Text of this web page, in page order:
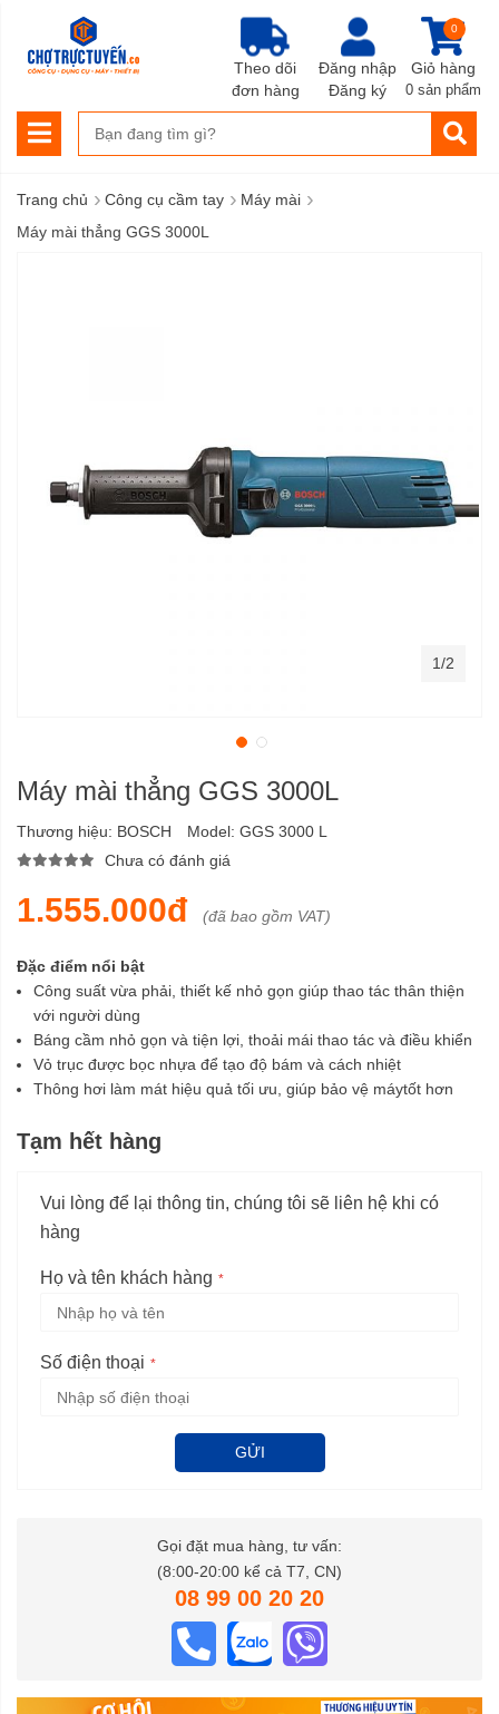
Đăng nhập
Đăng ký
Giỏ hàng
0
0 sản phẩm
Theo dõi
đơn hàng
Trang chủ › Công cụ cầm tay › Máy mài ›
Máy mài thẳng GGS 3000L
Máy mài thẳng GGS 3000L
Thương hiệu: BOSCH Model: GGS 3000 L
Chưa có đánh giá
1.555.000đ (đã bao gồm VAT)
Đặc điểm nổi bật
Công suất vừa phải, thiết kế nhỏ gọn giúp thao tác thân thiện
với người dùng
Báng cầm nhỏ gọn và tiện lợi, thoải mái thao tác và điều khiển
Vỏ trục được bọc nhựa để tạo độ bám và cách nhiệt
Thông hơi làm mát hiệu quả tối ưu, giúp bảo vệ máytốt hơn
Tạm hết hàng
Vui lòng để lại thông tin, chúng tôi sẽ liên hệ khi có
hàng
Họ và tên khách hàng
Số điện thoại
GỬI
Gọi đặt mua hàng, tư vấn:
(8:00-20:00 kể cả T7, CN)
08 99 00 20 20
1/2